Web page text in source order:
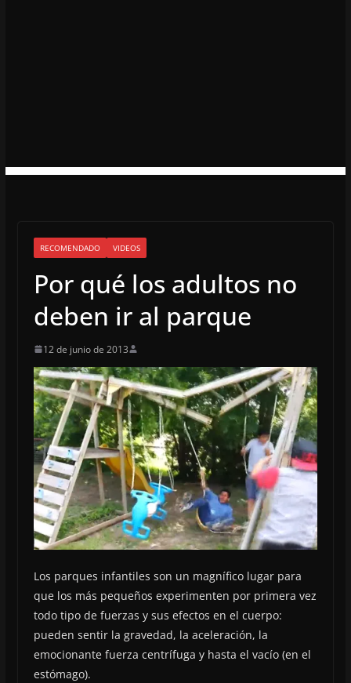
RECOMENDADO VIDEOS
Por qué los adultos no
deben ir al parque
12 de junio de 2013
Los parques infantiles son un magnífico lugar para
que los más pequeños experimenten por primera vez
todo tipo de fuerzas y sus efectos en el cuerpo:
pueden sentir la gravedad, la aceleración, la
emocionante fuerza centrífuga y hasta el vacío (en el
estómago).